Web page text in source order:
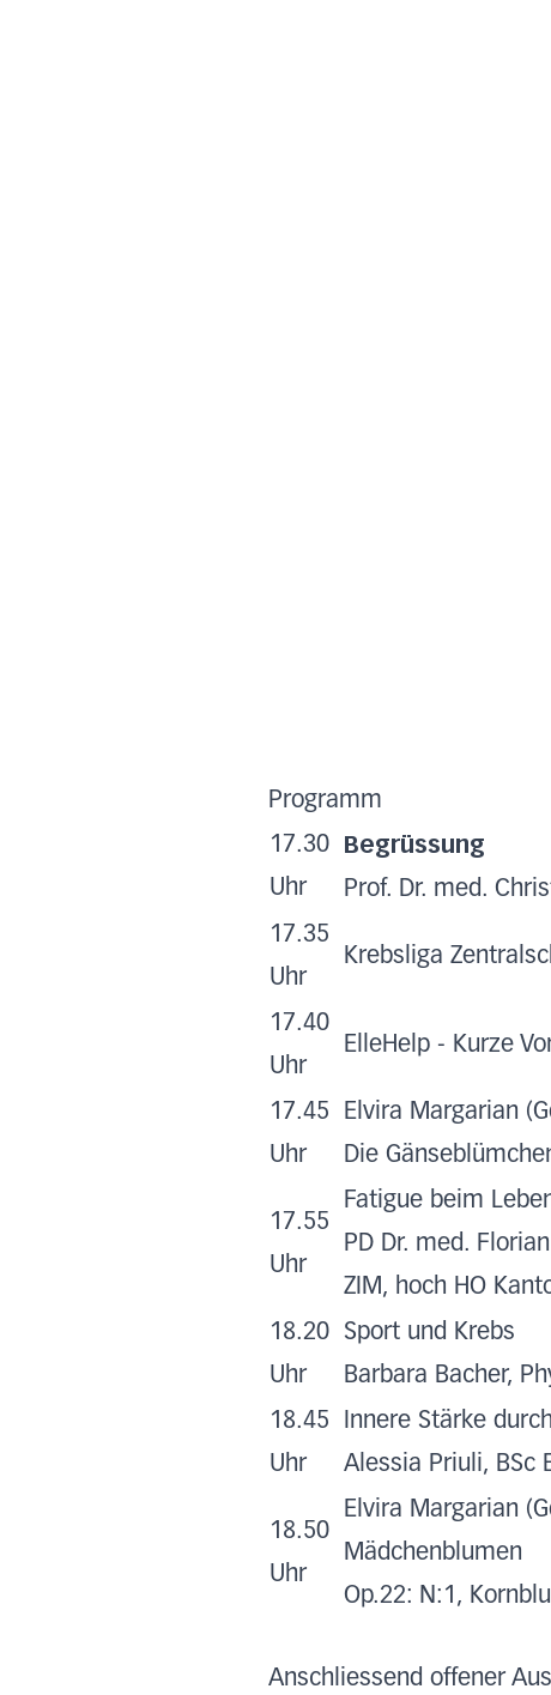
Programm
17.30
Uhr
Begrüssung
Prof. Dr. med.
17.35
Uhr
Krebsliga
17.40
Uhr
ElleHelp - Kurze
17.45
Uhr
Elvira Margarian
Die
17.55
Uhr
Fatigue beim
PD Dr. med.
ZIM, hoch HO
18.20
Uhr
Sport und Krebs
Barbara Bacher,
18.45
Uhr
Innere Stärke
Alessia Priuli, BSc
18.50
Uhr
Elvira Margarian
Mädchenblumen
Op.22: N:1,
Anschliessend offener